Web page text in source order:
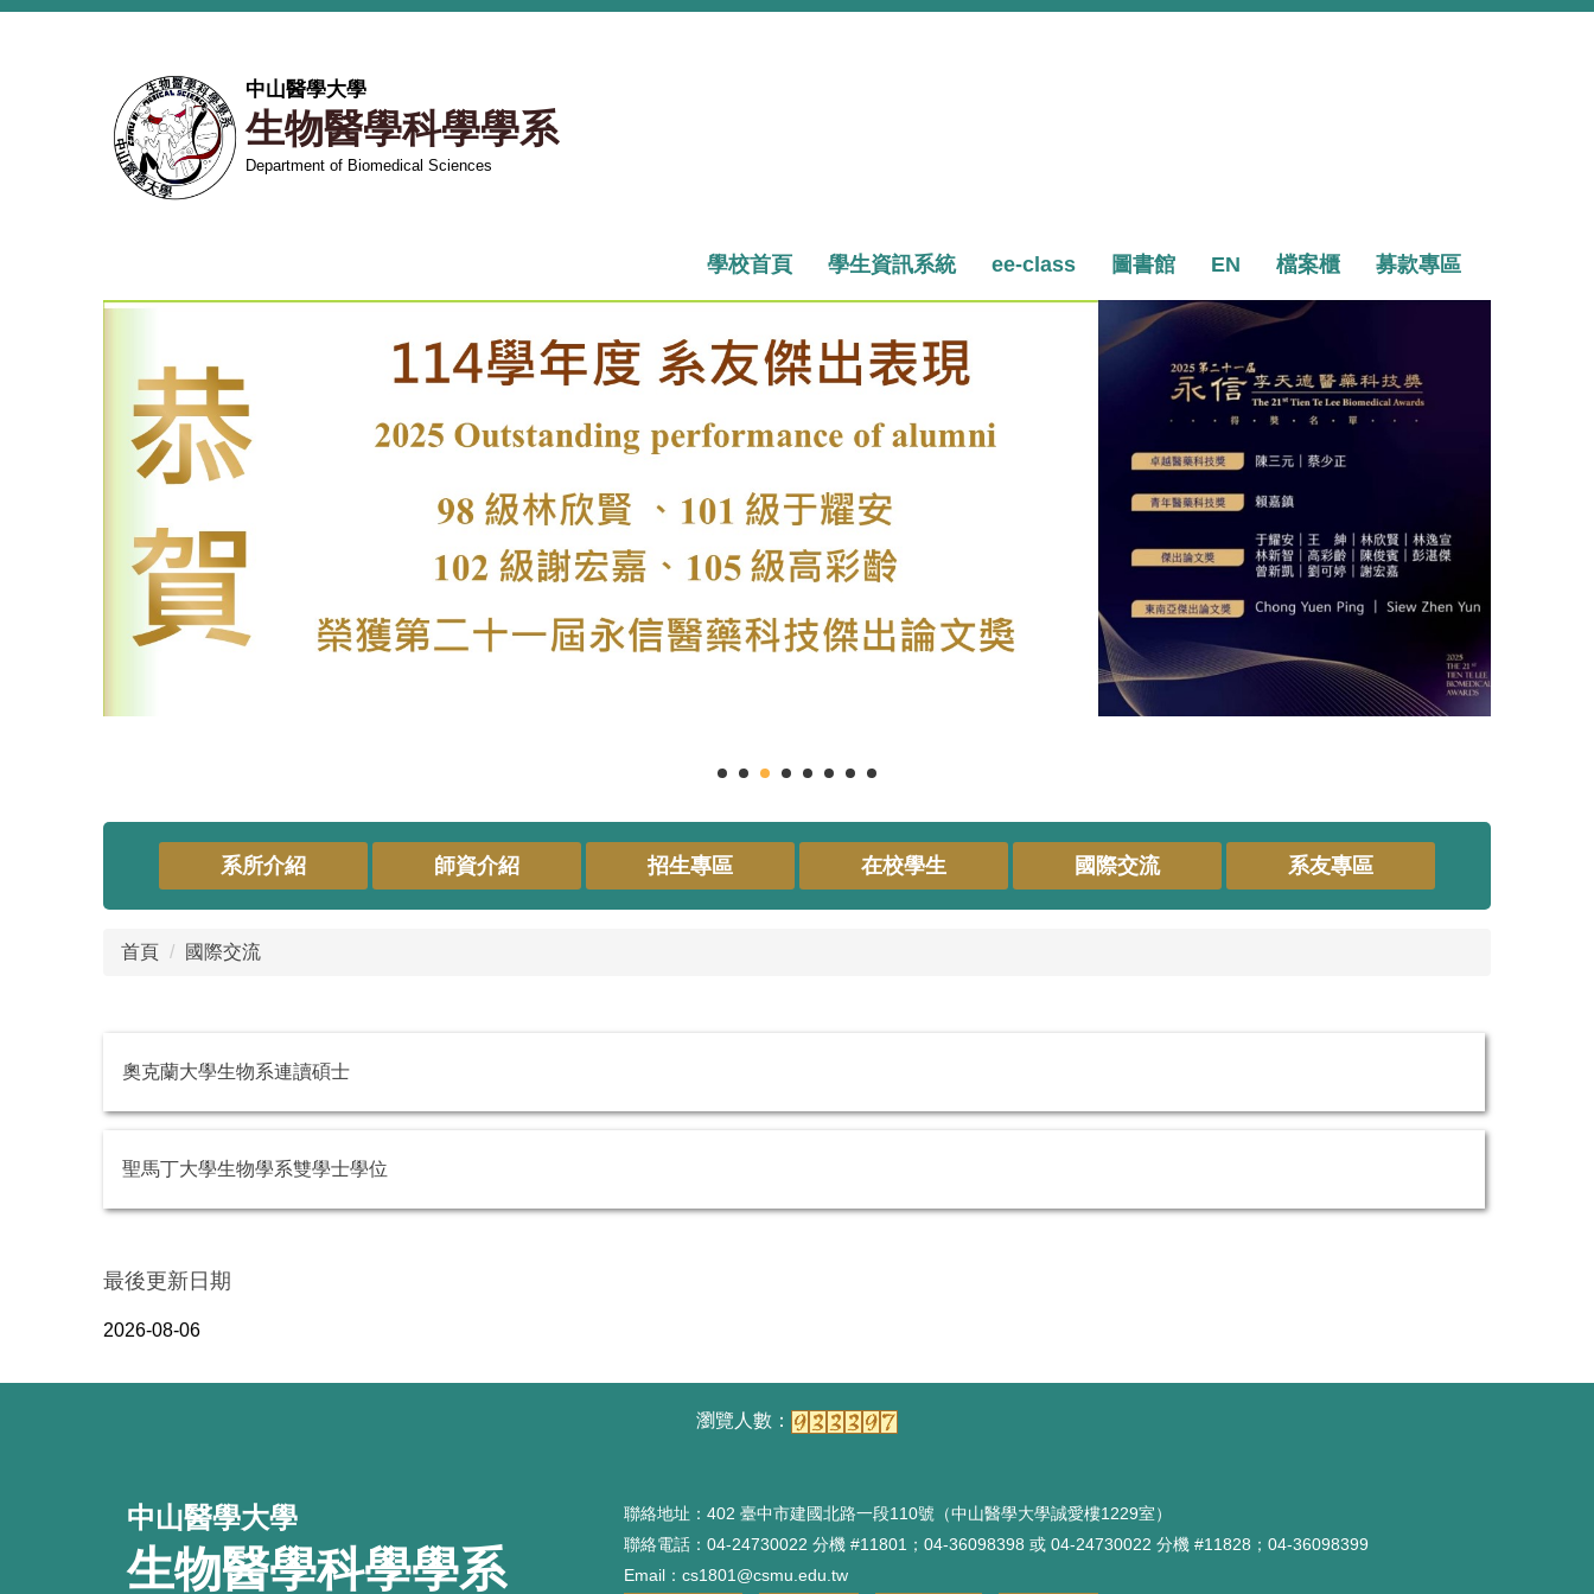
跳
中山醫學大學
生物醫學科學學系
Department of Biomedical Sciences
學校首頁 學生資訊系統 ee-class 圖書館 EN 檔案櫃 募款專區
系所介紹 師資介紹 招生專區 在校學生 國際交流 系友專區
首頁 國際交流
奧克蘭大學生物系連讀碩士
聖馬丁大學生物學系雙學士學位
最後更新日期
2026-08-06
中山醫學大學
生物醫學科學學系
聯絡地址：402 臺中市建國北路一段110號（中山醫學大學誠愛樓1229室）
聯絡電話：04-24730022 分機 #11801；04-36098398 或 04-24730022 分機 #11828；04-36098399
Email：cs1801@csmu.edu.tw